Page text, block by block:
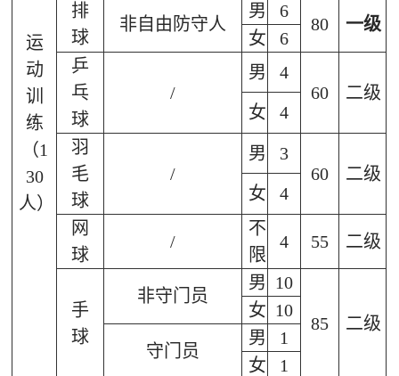
运
动
训
练
（1
30
人）
排
球
非自由防守人
男 6
80 一级
女
6
乒
乓
球
/
男
4
60
二级
女
4
羽
毛
球
/
男
3
60
二级
女
4
网
球
/
不
限
4 55 二级
手
球
非守门员
男 10
85 二级
女 10
守门员
男
1
女
1